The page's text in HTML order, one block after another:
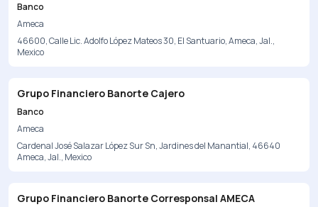
Banco
Ameca
46600, Calle Lic. Adolfo López Mateos 30, El Santuario, Ameca, Jal.,
Mexico
Grupo Financiero Banorte Cajero
Banco
Ameca
Cardenal José Salazar López Sur Sn, Jardines del Manantial, 46640
Ameca, Jal., Mexico
Grupo Financiero Banorte Corresponsal AMECA